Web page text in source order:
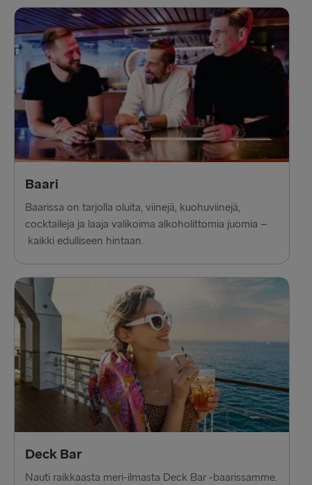
Baari
Baarissa on tarjolla oluita, viinejä, kuohuviinejä,
cocktaileja ja laaja valikoima alkoholittomia juomia –
kaikki edulliseen hintaan.
Deck Bar
Nauti raikkaasta meri-ilmasta Deck Bar -baarissamme.